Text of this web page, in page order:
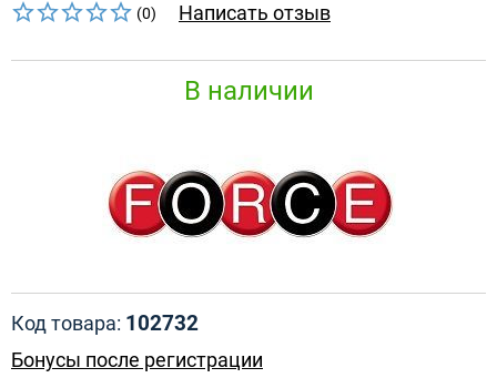
(0) Написать отзыв
В наличии
Код товара: 102732
Бонусы после регистрации